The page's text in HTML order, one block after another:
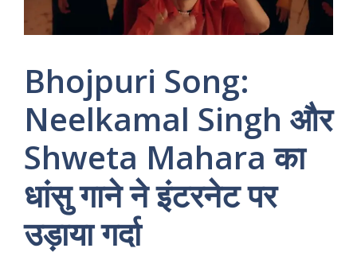
Bhojpuri Song:
Neelkamal Singh और
Shweta Mahara का
धांसु गाने ने इंटरनेट पर
उड़ाया गर्दा